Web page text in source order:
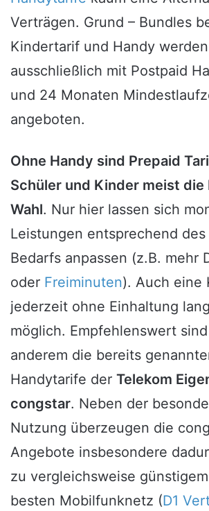
Verträgen. Grund – Bundles
Kindertarif und Handy
ausschließlich mit Postpaid
und 24 Monaten
angeboten.
Ohne Handy sind Prepaid
Schüler und Kinder meist die
Wahl. Nur hier lassen sich
Leistungen entsprechend
Bedarfs anpassen (z.B. mehr
oder Freiminuten). Auch eine
jederzeit ohne Einhaltung
möglich. Empfehlenswert
anderem die bereits
Handytarife der Telekom
congstar. Neben der
Nutzung überzeugen die
Angebote insbesondere
zu vergleichsweise
besten Mobilfunknetz (D1